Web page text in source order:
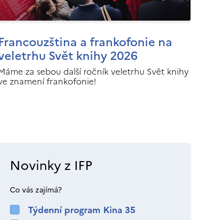
a frankofonie na
Svět knihy 2026
za sebou další ročník veletrhu Svět knihy
znamení frankofonie!
Novinky z IFP
Co vás zajímá?
Týdenní program Kina 35